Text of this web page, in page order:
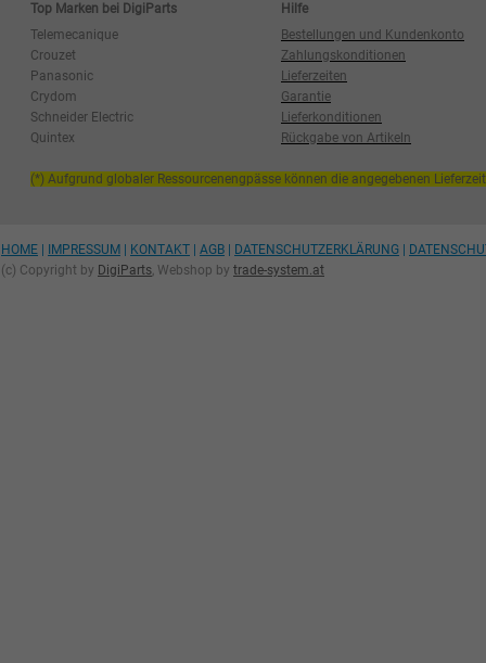
Top Marken bei DigiParts
Hilfe
Telemecanique
Bestellungen und Kundenkonto
Crouzet
Zahlungskonditionen
Panasonic
Lieferzeiten
Crydom
Garantie
Schneider Electric
Lieferkonditionen
Quintex
Rückgabe von Artikeln
(*) Aufgrund globaler Ressourcenengpässe können die angegebenen
HOME IMPRESSUM KONTAKT AGB DATENSCHUTZERKLÄRUNG
(c) Copyright by DigiParts, Webshop by trade-system.at